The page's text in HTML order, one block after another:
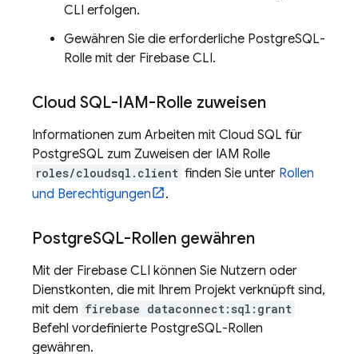
CLI erfolgen.
Gewähren Sie die erforderliche PostgreSQL-
Rolle mit der Firebase CLI.
Cloud SQL-IAM-Rolle zuweisen
Informationen zum Arbeiten mit Cloud SQL für
PostgreSQL zum Zuweisen der IAM Rolle
roles/cloudsql.client finden Sie unter Rollen
und Berechtigungen
.
PostgreSQL-Rollen gewähren
Mit der Firebase CLI können Sie Nutzern oder
Dienstkonten, die mit Ihrem Projekt verknüpft sind,
mit dem firebase dataconnect:sql:grant
Befehl vordefinierte PostgreSQL-Rollen
gewähren.